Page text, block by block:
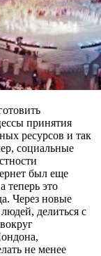
принятия
ресурсов и так
социальные
был еще
теперь это
Через новые
делиться с
не менее